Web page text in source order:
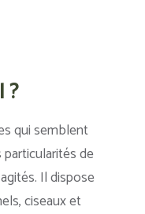
?
qui semblent
de
Il dispose
ciseaux et